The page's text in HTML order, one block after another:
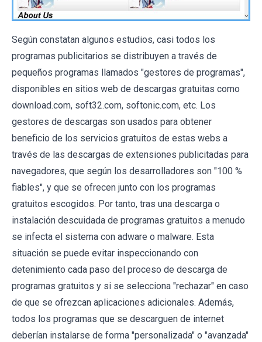
Según constatan algunos estudios, casi todos los
programas publicitarios se distribuyen a través de
pequeños programas llamados "gestores de programas",
disponibles en sitios web de descargas gratuitas como
download.com, soft32.com, softonic.com, etc. Los
gestores de descargas son usados para obtener
beneficio de los servicios gratuitos de estas webs a
través de las descargas de extensiones publicitadas para
navegadores, que según los desarrolladores son "100 %
fiables", y que se ofrecen junto con los programas
gratuitos escogidos. Por tanto, tras una descarga o
instalación descuidada de programas gratuitos a menudo
se infecta el sistema con adware o malware. Esta
situación se puede evitar inspeccionando con
detenimiento cada paso del proceso de descarga de
programas gratuitos y si se selecciona "rechazar" en caso
de que se ofrezcan aplicaciones adicionales. Además,
todos los programas que se descarguen de internet
deberían instalarse de forma "personalizada" o "avanzada"